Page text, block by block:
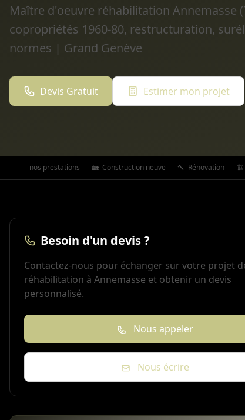
Maître d'oeuvre réhabilitation Annemasse
copropriétés 1960-80, restructuration,
normes | Grand Genève
Devis Gratuit Estimer mon projet
Toutes nos prestations 🏡 Construction neuve 🔨 Rénovation 🏗️
Besoin d'un devis ?
Contactez-nous pour échanger sur votre projet
réhabilitation à Annemasse et obtenir un devis
personnalisé.
Nous appeler
Nous écrire